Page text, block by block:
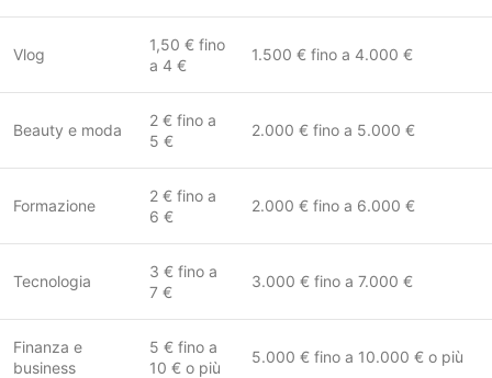
Vlog
1,50 € fino
a 4 €
1.500 € fino a 4.000 €
Beauty e moda
2 € fino a
5 €
2.000 € fino a 5.000 €
Formazione
2 € fino a
6 €
2.000 € fino a 6.000 €
Tecnologia
3 € fino a
7 €
3.000 € fino a 7.000 €
Finanza e
business
5 € fino a
10 € o più
5.000 € fino a 10.000 € o più